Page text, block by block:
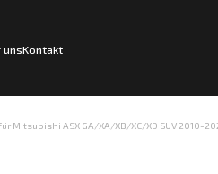
unsKontakt
Mitsubishi ASX GA/XA/XB/XC/XD SUV 2010-